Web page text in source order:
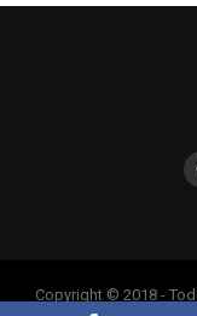
Copyright © 2018 -